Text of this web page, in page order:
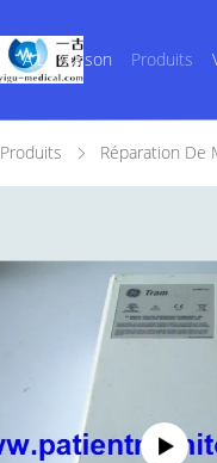
À La Maison Produits
Produits Réparation De